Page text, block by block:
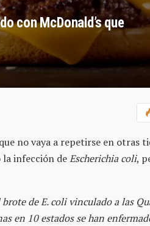
con McDonald’s que
no vaya a repetirse en otras
la infección deEscherichia coli,
de E. coli vinculado a las
en 10 estados se han